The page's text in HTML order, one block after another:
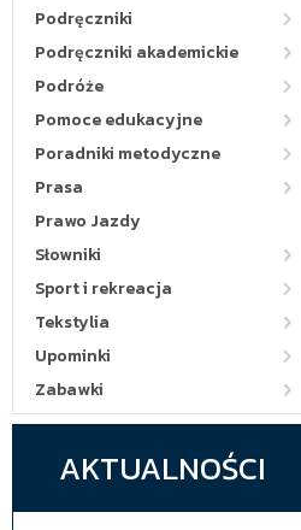
Podręczniki
Podręczniki akademickie
Podróże
Pomoce edukacyjne
Poradniki metodyczne
Prasa
Prawo Jazdy
Słowniki
Sport i rekreacja
Tekstylia
Upominki
Zabawki
AKTUALNOŚCI